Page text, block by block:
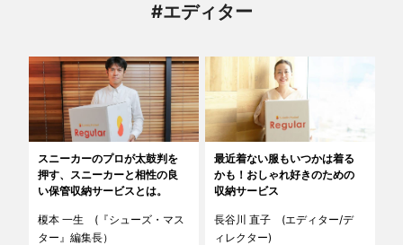
オプションサービス
おしゃれ着保管 クリーニング
無酸素保管 布団クリーニング
ラグ・マットクリーニング シューズクリーニング
シューズリペア リユース・リサイクル
#エディター
スニーカーのプロが太鼓判を
押す、スニーカーと相性の良
い保管収納サービスとは。
榎本 一生 (『シューズ・マス
ター』編集長）
最近着ない服もいつかは着る
かも！おしゃれ好きのための
収納サービス
長谷川 直子 (エディター/デ
ィレクター)